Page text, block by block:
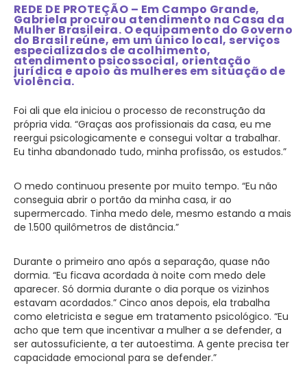
REDE DE PROTEÇÃO – Em Campo Grande,
Gabriela procurou atendimento na Casa da
Mulher Brasileira. O equipamento do Governo
do Brasil reúne, em um único local, serviços
especializados de acolhimento,
atendimento psicossocial, orientação
jurídica e apoio às mulheres em situação de
violência.
Foi ali que ela iniciou o processo de reconstrução da
própria vida. “Graças aos profissionais da casa, eu me
reergui psicologicamente e consegui voltar a trabalhar.
Eu tinha abandonado tudo, minha profissão, os estudos.”
O medo continuou presente por muito tempo. “Eu não
conseguia abrir o portão da minha casa, ir ao
supermercado. Tinha medo dele, mesmo estando a mais
de 1.500 quilômetros de distância.”
Durante o primeiro ano após a separação, quase não
dormia. “Eu ficava acordada à noite com medo dele
aparecer. Só dormia durante o dia porque os vizinhos
estavam acordados.” Cinco anos depois, ela trabalha
como eletricista e segue em tratamento psicológico. “Eu
acho que tem que incentivar a mulher a se defender, a
ser autossuficiente, a ter autoestima. A gente precisa ter
capacidade emocional para se defender.”